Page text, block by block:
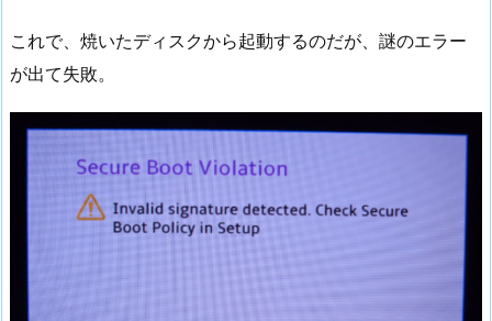
これで、焼いたディスクから起動するのだが、謎のエラー
が出て失敗。